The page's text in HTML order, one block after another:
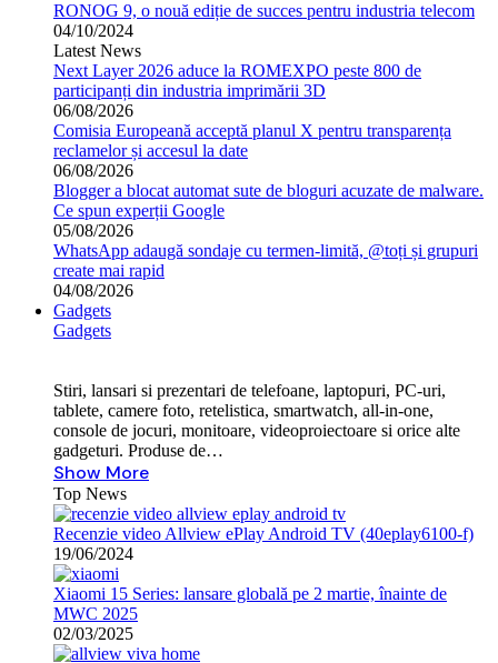
RONOG 9, o nouă ediție de succes pentru industria telecom
04/10/2024
Latest News
Next Layer 2026 aduce la ROMEXPO peste 800 de
participanți din industria imprimării 3D
06/08/2026
Comisia Europeană acceptă planul X pentru transparența
reclamelor și accesul la date
06/08/2026
Blogger a blocat automat sute de bloguri acuzate de malware.
Ce spun experții Google
05/08/2026
WhatsApp adaugă sondaje cu termen-limită, @toți și grupuri
create mai rapid
04/08/2026
Gadgets
Gadgets
Stiri, lansari si prezentari de telefoane, laptopuri, PC-uri,
tablete, camere foto, retelistica, smartwatch, all-in-one,
console de jocuri, monitoare, videoproiectoare si orice alte
gadgeturi. Produse de…
Show More
Top News
Recenzie video Allview ePlay Android TV (40eplay6100-f)
19/06/2024
Xiaomi 15 Series: lansare globală pe 2 martie, înainte de
MWC 2025
02/03/2025